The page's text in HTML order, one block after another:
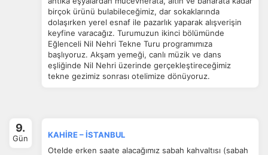
birçok ürünü bulabileceğimiz, dar sokaklarında
dolaşırken yerel esnaf ile pazarlık yaparak alışverişin
keyfine varacağız. Turumuzun ikinci bölümünde
Eğlenceli Nil Nehri Tekne Turu programımıza
başlıyoruz. Akşam yemeği, canlı müzik ve dans
eşliğinde Nil Nehri üzerinde gerçekleştireceğimiz
tekne gezimiz sonrası otelimize dönüyoruz.
9.
Gün
KAHİRE – İSTANBUL
Otelde erken saate alacağımız sabah kahvaltısı (sabah